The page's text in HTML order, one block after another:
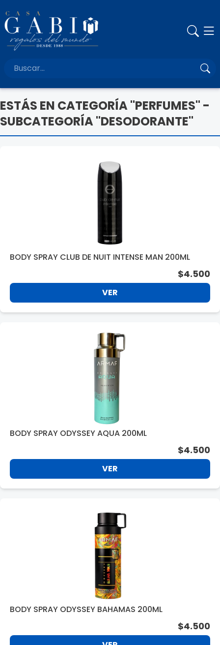
ESTÁS EN CATEGORÍA "PERFUMES" -
SUBCATEGORÍA "DESODORANTE"
BODY SPRAY CLUB DE NUIT INTENSE MAN 200ML
$4.500
VER
BODY SPRAY ODYSSEY AQUA 200ML
$4.500
VER
BODY SPRAY ODYSSEY BAHAMAS 200ML
$4.500